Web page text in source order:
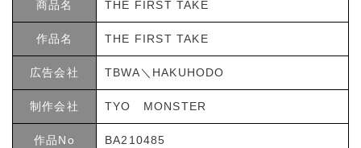
商品名 THE FIRST TAKE
作品名 THE FIRST TAKE
広告会社 TBWA＼HAKUHODO
制作会社 TYO MONSTER
作品No BA210485